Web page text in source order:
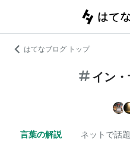
はてなブログ トップ
イン
言葉の解説 ネットで話題